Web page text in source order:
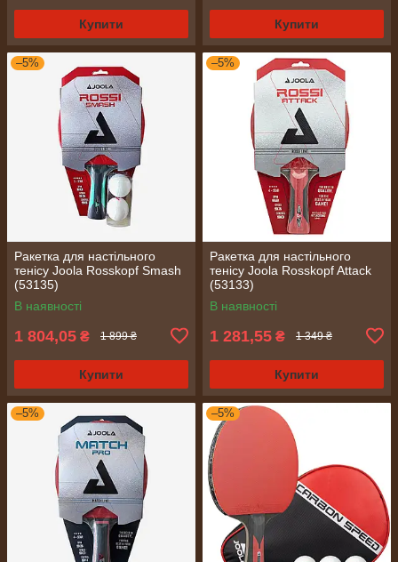
Купити Купити
–5%
Ракетка для настільного
тенісу Joola Rosskopf Smash
(53135)
В наявності
1 804,05 ₴ 1 899 ₴
Купити
–5%
Ракетка для настільного
тенісу Joola Rosskopf Attack
(53133)
В наявності
1 281,55 ₴ 1 349 ₴
Купити
–5% –5%